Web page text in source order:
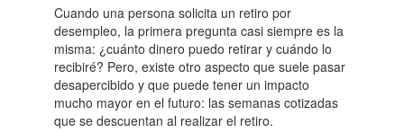
Cuando una persona solicita un retiro por
desempleo, la primera pregunta casi siempre es la
misma: ¿cuánto dinero puedo retirar y cuándo lo
recibiré? Pero, existe otro aspecto que suele pasar
desapercibido y que puede tener un impacto
mucho mayor en el futuro: las semanas cotizadas
que se descuentan al realizar el retiro.